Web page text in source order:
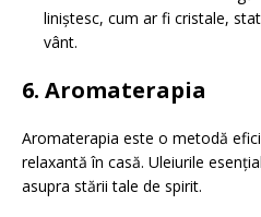
liniștesc, cum ar fi cristale,
vânt.
6. Aromaterapia
Aromaterapia este o metodă
relaxantă în casă. Uleiurile
asupra stării tale de spirit.